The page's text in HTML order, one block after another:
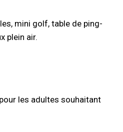
mini golf, table de ping-
plein air.
les adultes souhaitant